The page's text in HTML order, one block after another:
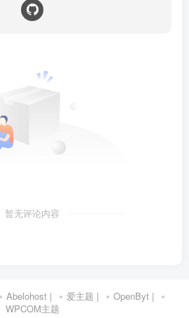
暂无评论内容
Abelohost | 爱主题 | OpenByt |
WPCOM主题